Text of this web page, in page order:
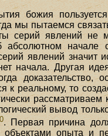
божия
мы пытаемся
серий явлений не
начале
явлений
начала. Другая
реальному, то
вывод
. Первая причина
объектами опыта и